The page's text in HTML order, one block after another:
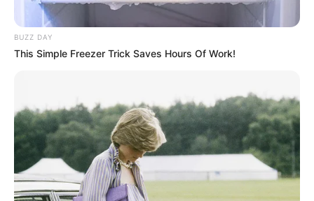
SON DƏQİQƏ!Yüksək vəzifəyə təyinat var
SON DƏQİQƏ!SOCAR-da işləyənlərə mühüm
xəbər:kütləvi ixtisarlarla bağlı...
BUZZ DAY
This Simple Freezer Trick Saves Hours Of Work!